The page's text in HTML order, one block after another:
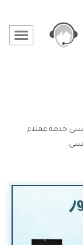
خدمة عملاء